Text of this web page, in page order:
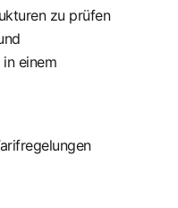
zu prüfen
einem